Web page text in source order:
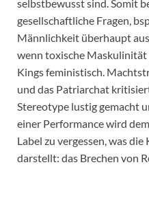
selbstbewusst sind. Somit
gesellschaftliche Fragen,
Männlichkeit überhaupt
wenn toxische
Kings feministisch.
und das Patriarchat
Stereotype lustig gemacht
einer Performance wird
Label zu vergessen, was
darstellt: das Brechen von